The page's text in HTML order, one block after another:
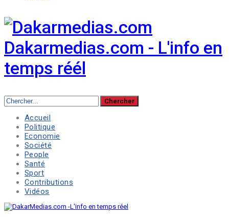
Dakarmedias.com - L'info en
temps réél
Accueil
Politique
Economie
Société
People
Santé
Sport
Contributions
Vidéos